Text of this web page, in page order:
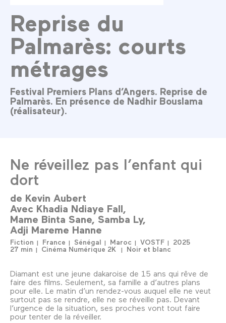
Reprise du
Palmarès: courts
métrages
Festival Premiers Plans d’Angers. Reprise de
Palmarès. En présence de Nadhir Bouslama
(réalisateur).
Ne réveillez pas l’enfant qui
dort
de Kevin Aubert
Avec Khadia Ndiaye Fall
Mame Binta Sane Samba Ly
Adji Mareme Hanne
Fiction France Sénégal Maroc VOSTF
2025
27 min
Cinéma Numérique 2K Noir et blanc
Diamant est une jeune dakaroise de 15 ans qui rêve de
faire des films. Seulement, sa famille a d’autres plans
pour elle. Le matin d’un rendez-vous auquel elle ne veut
surtout pas se rendre, elle ne se réveille pas. Devant
l’urgence de la situation, ses proches vont tout faire
pour tenter de la réveiller.